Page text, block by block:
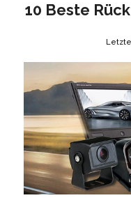
10 Beste